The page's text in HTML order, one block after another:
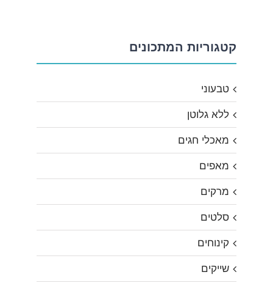
קטגוריות המתכונים
טבעוני
ללא גלוטן
מאכלי חגים
מאפים
מרקים
סלטים
קינוחים
שייקים